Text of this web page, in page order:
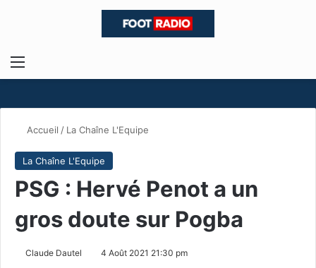
Menu
Accueil / La Chaîne L'Equipe
La Chaîne L'Equipe
PSG : Hervé Penot a un
gros doute sur Pogba
Claude Dautel 4 Août 2021 21:30 pm